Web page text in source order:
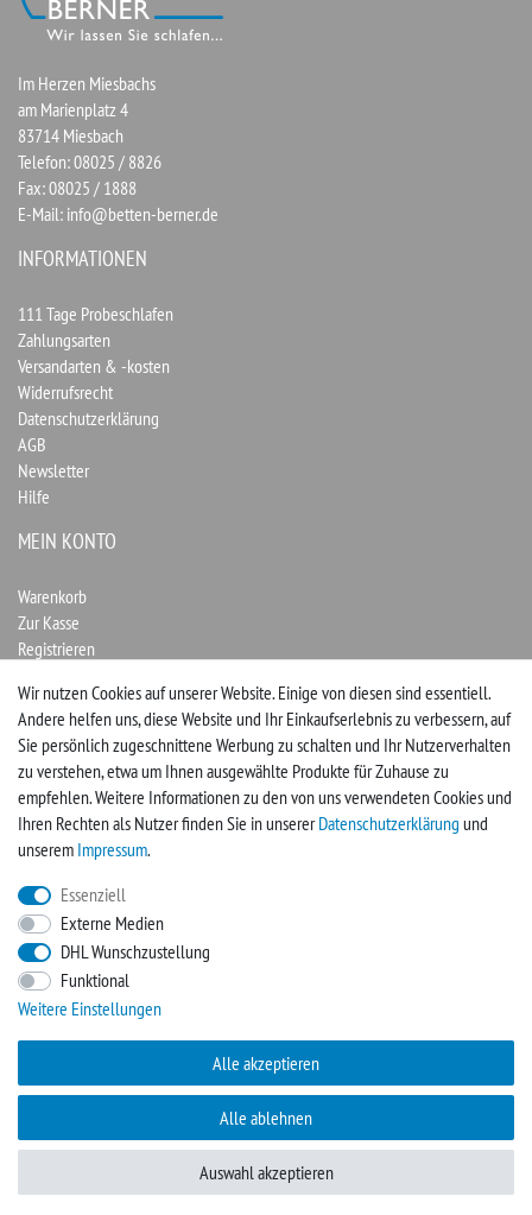
Im Herzen Miesbachs
am Marienplatz 4
83714 Miesbach
Telefon: 08025 / 8826
Fax: 08025 / 1888
E-Mail: info@betten-berner.de
INFORMATIONEN
111 Tage Probeschlafen
Zahlungsarten
Versandarten & -kosten
Widerrufsrecht
Datenschutzerklärung
AGB
Newsletter
Hilfe
MEIN KONTO
Warenkorb
Zur Kasse
Registrieren
Vertrag widerrufen
UNTERNEHMEN
Kontakt
Impressum
FACEBOOK
Werden Sie Fan und sichern sich so immer neue Angebote
Wir nutzen Cookies auf unserer Website. Einige von diesen sind essentiell.
Andere helfen uns, diese Website und Ihr Einkaufserlebnis zu verbessern, auf
Sie persönlich zugeschnittene Werbung zu schalten und Ihr Nutzerverhalten
zu verstehen, etwa um Ihnen ausgewählte Produkte für Zuhause zu
empfehlen. Weitere Informationen zu den von uns verwendeten Cookies und
Ihren Rechten als Nutzer finden Sie in unsererDaten­schutz­erklärung und
unserem Impressum.
Essenziell
Externe Medien
DHL Wunschzustellung
Funktional
Weitere Einstellungen
Alle akzeptieren
Alle ablehnen
Auswahl akzeptieren
plentymarkets Template von Plenty Lions